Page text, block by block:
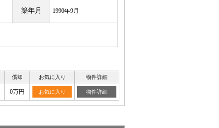
築年月 1990年9月
償却 お気に入り 物件詳細
0万円 お気に入り 物件詳細